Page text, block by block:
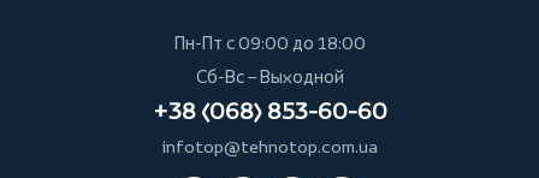
Пн-Пт с 09:00 до 18:00
Сб-Вс – Выходной
+38 (068) 853-60-60
infotop@tehnotop.com.ua